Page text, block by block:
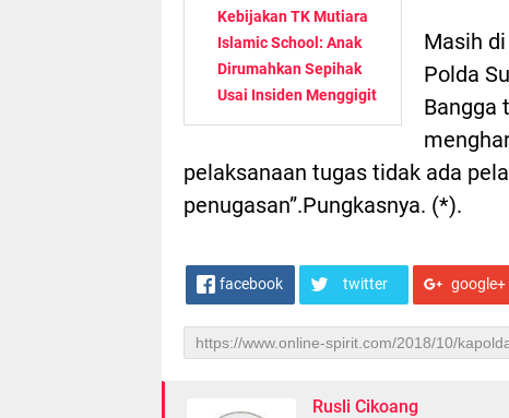
Kebijakan TK Mutiara
Islamic School: Anak
Dirumahkan Sepihak
Usai Insiden Menggigit
Masih
Polda
Bangga
pelaksanaan tugas tidak ada
penugasan”.Pungkasnya. (*).
facebook twitter google+
Rusli Cikoang